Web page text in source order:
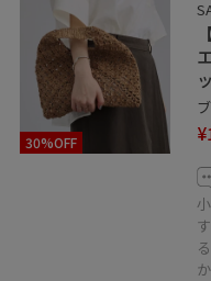
※撮影場所やライティ
って色の見え方が異な
※商品のカラーは詳細
JUNアプリのお気に入
ショップスタッフの♡を
→フォローを頂くと【
ご覧いただきやすくな
ぜひ、フォローやお
30%OFF